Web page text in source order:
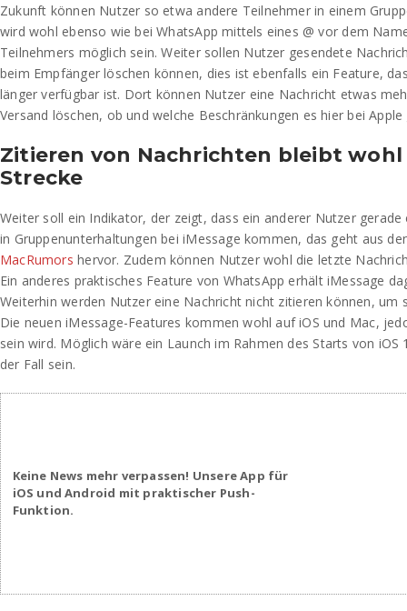
Zukunft können Nutzer so etwa andere Teilnehmer in einem
wird wohl ebenso wie bei WhatsApp mittels eines @ vor dem
Teilnehmers möglich sein. Weiter sollen Nutzer gesendete
beim Empfänger löschen können, dies ist ebenfalls ein Feature,
länger verfügbar ist. Dort können Nutzer eine Nachricht etwas
Versand löschen, ob und welche Beschränkungen es hier bei
Zitieren von Nachrichten bleibt
Strecke
Weiter soll ein Indikator, der zeigt, dass ein anderer Nutzer
in Gruppenunterhaltungen bei iMessage kommen, das geht aus
MacRumors hervor. Zudem können Nutzer wohl die letzte
Ein anderes praktisches Feature von WhatsApp erhält iMessage
Weiterhin werden Nutzer eine Nachricht nicht zitieren können, um
Die neuen iMessage-Features kommen wohl auf iOS und Mac,
sein wird. Möglich wäre ein Launch im Rahmen des Starts von
der Fall sein.
Keine News mehr verpassen! Unsere App für
iOS und Android mit praktischer Push-
Funktion.